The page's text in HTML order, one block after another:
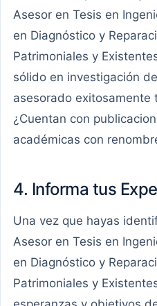
Asesor en Tesis en
en Diagnóstico y
Patrimoniales y
sólido en investigación
asesorado exitosamente
¿Cuentan con
académicas con
4. Informa tus
Una vez que hayas
Asesor en Tesis en
en Diagnóstico y
Patrimoniales y